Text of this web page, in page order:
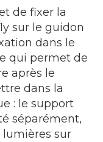
de fixer la
sur le guidon
dans le
qui permet de
après le
dans la
: le support
séparément,
sur